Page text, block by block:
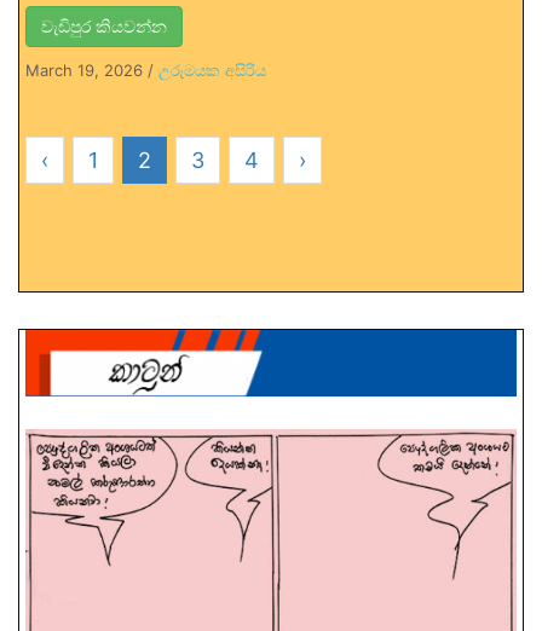
වැඩිපුර කියවන්න
March 19, 2026 / උරුමයක අසිරිය
‹ 1 2 3 4 ›